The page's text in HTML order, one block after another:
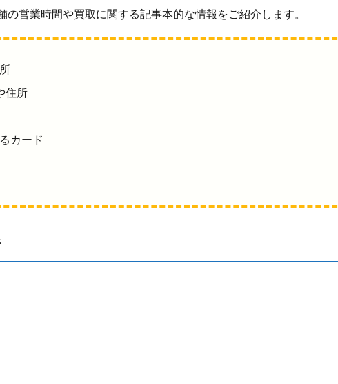
の営業時間や買取に関する記事本的な情報をご紹介します。
住所
カード